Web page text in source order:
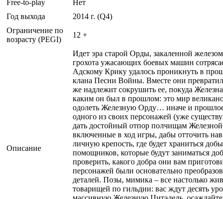
Free-to-play
Нет
Год выхода
2014 г. (Q4)
Ограничение по
возрасту (PEGI)
12 +
Описание
Идет эра старой Орды, закаленной
грохота ужасающих боевых машин
Адскому Крику удалось проникнуть в
клана Песни Войны. Вместе они
же надлежит сокрушить ее, покуда
каким он был в прошлом: это мир
одолеть Железную Орду… иначе и
одного из своих персонажей (уже
дать достойный отпор полчищам
включенные в ход игры, дабы отточить
личную крепость, где будет храниться
помощников, которые будут заниматься
проверить, какого добра они вам
персонажей были основательно
деталей. Позы, мимика – все настолько
товарищей по гильдии: вас ждут десять